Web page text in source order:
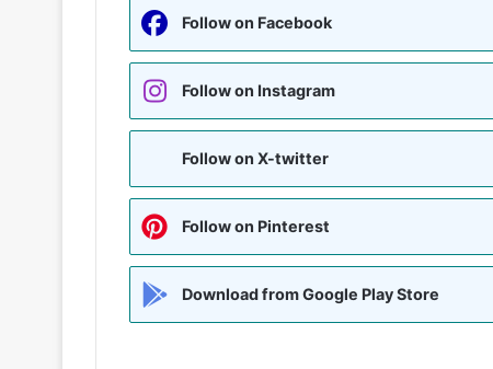
Follow on Facebook
Follow on Instagram
Follow on X-twitter
Follow on Pinterest
Download from Google Play Store